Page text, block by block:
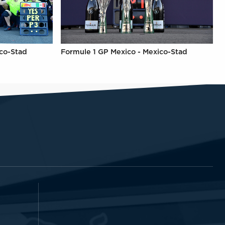
Stad Formule 1 GP Mexico - Mexico-Stad